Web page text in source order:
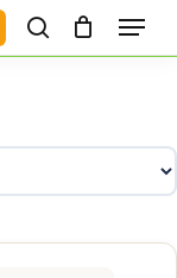
search
Menú